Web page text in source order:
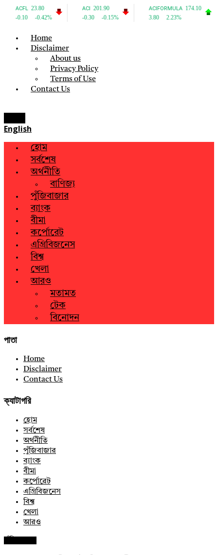
Home
Disclaimer
About us
Privacy Policy
Terms of Use
Contact Us
English
হোম
সর্বশেষ
অর্থনীতি
বাণিজ্য
পুঁজিবাজার
ব্যাংক
বীমা
কর্পোরেট
এগ্রিবিজনেস
বিশ্ব
খেলা
আরও
মতামত
টেক
বিনোদন
পাতা
Home
Disclaimer
Contact Us
ক্যাটাগরি
হোম
সর্বশেষ
অর্থনীতি
পুঁজিবাজার
ব্যাংক
বীমা
কর্পোরেট
এগ্রিবিজনেস
বিশ্ব
খেলা
আরও